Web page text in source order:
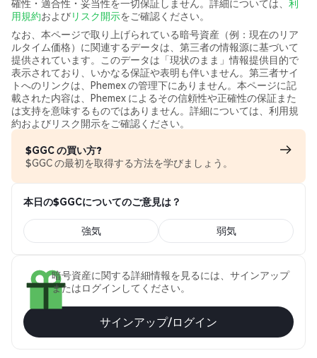
確性・適合性・妥当性を一切保証しません。詳細については、 利
用規約およびリスク開示をご確認ください。
なお、本ページで取り上げられている暗号資産（例：現在のリア
ルタイム価格）に関連するデータは、第三者の情報源に基づいて
提供されています。このデータは「現状のまま」情報提供目的で
表示されており、いかなる保証や表明も伴いません。第三者サイ
トへのリンクは、Phemex の管理下にありません。本ページに記
載された内容は、Phemex によるその信頼性や正確性の保証また
は支持を意味するものではありません。詳細については、利用規
約およびリスク開示をご確認ください。
$GGC の買い方?
$GGC の最初を取得する方法を学びましょう。
本日の$GGCについてのご意見は？
強気 弱気
暗号資産に関する詳細情報を見るには、サインアップ
またはログインしてください。
サインアップ/ログイン